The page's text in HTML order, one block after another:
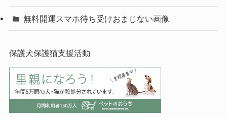
無料開運スマホ待ち受けおまじない画像
保護犬保護猫支援活動